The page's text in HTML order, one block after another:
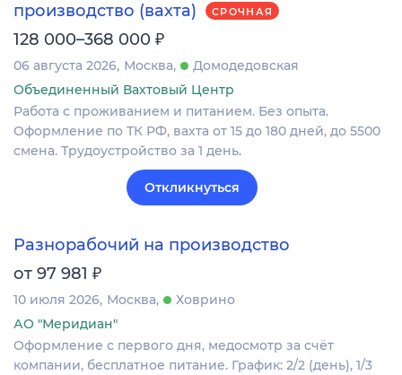
производство (вахта)
СРОЧНАЯ
128 000–368 000 ₽
06 августа 2026 Москва
Домодедовская
Объединенный Вахтовый Центр
Работа с проживанием и питанием. Без опыта.
Оформление по ТК РФ, вахта от 15 до 180 дней, до 5500
смена. Трудоустройство за 1 день.
Откликнуться
Разнорабочий на производство
от 97 981 ₽
10 июля 2026 Москва
Ховрино
АО "Меридиан"
Оформление c первого дня, медосмотр за счёт
компании, бесплатное питание. График: 2/2 (день), 1/3